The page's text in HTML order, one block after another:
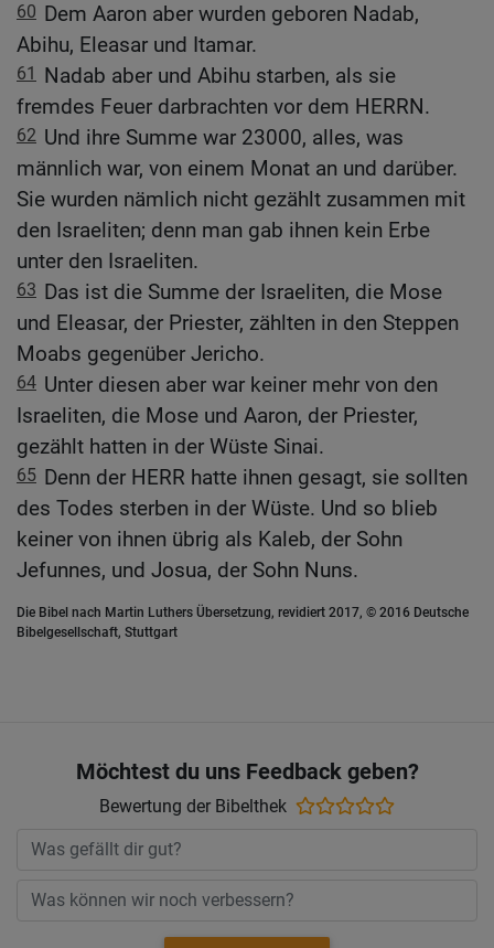
60 Dem Aaron aber wurden geboren Nadab,
Abihu, Eleasar und Itamar.
61
Nadab aber und Abihu starben, als sie
fremdes Feuer darbrachten vor dem HERRN.
62 Und ihre Summe war 23000, alles, was
männlich war, von einem Monat an und darüber.
Sie wurden nämlich nicht gezählt zusammen mit
den Israeliten; denn man gab ihnen kein Erbe
unter den Israeliten.
63 Das ist die Summe der Israeliten, die Mose
und Eleasar, der Priester, zählten in den Steppen
Moabs gegenüber Jericho.
64 Unter diesen aber war keiner mehr von den
Israeliten, die Mose und Aaron, der Priester,
gezählt hatten in der Wüste Sinai.
65 Denn der HERR hatte ihnen gesagt, sie sollten
des Todes sterben in der Wüste. Und so blieb
keiner von ihnen übrig als Kaleb, der Sohn
Jefunnes, und Josua, der Sohn Nuns.
Die Bibel nach Martin Luthers Übersetzung, revidiert 2017, © 2016 Deutsche
Bibelgesellschaft, Stuttgart
Möchtest du uns Feedback geben?
Bewertung der Bibelthek